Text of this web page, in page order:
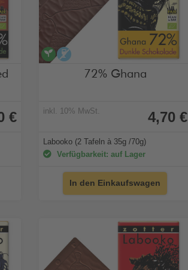
€
veganalkoholfrei
72% Ghana
inkl. 10% MwSt. 4,70 €
Labooko (2 Tafeln à 35g /70g)
Verfügbarkeit: auf Lager
In den Einkaufswagen